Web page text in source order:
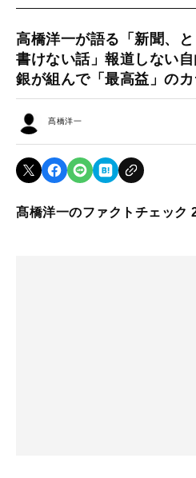
高橋洋一が語る「新聞、
書けない話」報道しない
銀が組んで「最高益」の
髙橋洋一
髙橋洋一のファクトチェッ